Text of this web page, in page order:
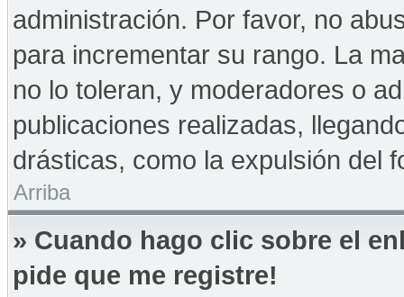
administración. Por favor, no
para incrementar su rango. La
no lo toleran, y moderadores o
publicaciones realizadas,
drásticas, como la expulsión del
Arriba
» Cuando hago clic sobre el
pide que me registre!